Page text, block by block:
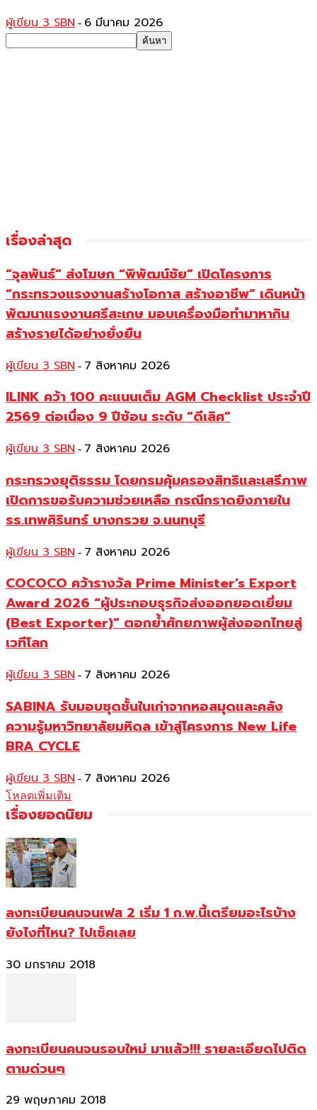
ผู้เขียน 3 SBN - 6 มีนาคม 2026
เรื่องล่าสุด
“จุลพันธ์” ส่งโฆษก “พิพัฒน์ชัย” เปิดโครงการ
“กระทรวงแรงงานสร้างโอกาส สร้างอาชีพ” เดินหน้า
พัฒนาแรงงานศรีสะเกษ มอบเครื่องมือทำมาหากิน
สร้างรายได้อย่างยั่งยืน
ผู้เขียน 3 SBN - 7 สิงหาคม 2026
ILINK คว้า 100 คะแนนเต็ม AGM Checklist ประจำปี
2569 ต่อเนื่อง 9 ปีซ้อน ระดับ “ดีเลิศ”
ผู้เขียน 3 SBN - 7 สิงหาคม 2026
กระทรวงยุติธรรม โดยกรมคุ้มครองสิทธิและเสรีภาพ
เปิดการขอรับความช่วยเหลือ กรณีกราดยิงภายใน
รร.เทพศิรินทร์ บางกรวย จ.นนทบุรี
ผู้เขียน 3 SBN - 7 สิงหาคม 2026
COCOCO คว้ารางวัล Prime Minister’s Export
Award 2026 “ผู้ประกอบธุรกิจส่งออกยอดเยี่ยม
(Best Exporter)” ตอกย้ำศักยภาพผู้ส่งออกไทยสู่
เวทีโลก
ผู้เขียน 3 SBN - 7 สิงหาคม 2026
SABINA รับมอบชุดชั้นในเก่าจากหอสมุดและคลัง
ความรู้มหาวิทยาลัยมหิดล เข้าสู่โครงการ New Life
BRA CYCLE
ผู้เขียน 3 SBN - 7 สิงหาคม 2026
โหลดเพิ่มเติม
เรื่องยอดนิยม
ลงทะเบียนคนจนเฟส 2 เริ่ม 1 ก.พ.นี้เตรียมอะไรบ้าง
ยังไงที่ไหน? ไปเช็คเลย
30 มกราคม 2018
ลงทะเบียนคนจนรอบใหม่ มาแล้ว!!! รายละเอียดไปติด
ตามด่วนๆ
29 พฤษภาคม 2018